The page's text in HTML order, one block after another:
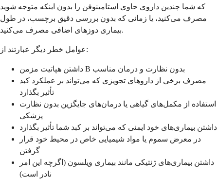
که شما چندین داروی حاوی استامینوفن را بدون اینکه متوجه شوید
مصرف می‌کنید، یا زمانی که بدون بررسی دقیق برچسب، در طول
بیماری دوزهای اضافی مصرف می‌کنید.
عوامل خطر دیگر عبارتند از:
داشتن هپاتیت مزمن B بدون نظارت و درمان مناسب
مصرف برخی از داروهای تجویزی که می‌تواند بر عملکرد کبد
تأثیر بگذارد
استفاده از مکمل‌های گیاهی یا درمان‌های جایگزین بدون نظارت
پزشکی
داشتن بیماری‌های خود ایمنی که می‌تواند بر کبد شما تأثیر بگذارد
در معرض سموم یا مواد شیمیایی خاص در محیط خود قرار
گرفتن
داشتن بیماری‌های ژنتیکی مانند بیماری ویلسون (اگرچه این امر
نادر است)